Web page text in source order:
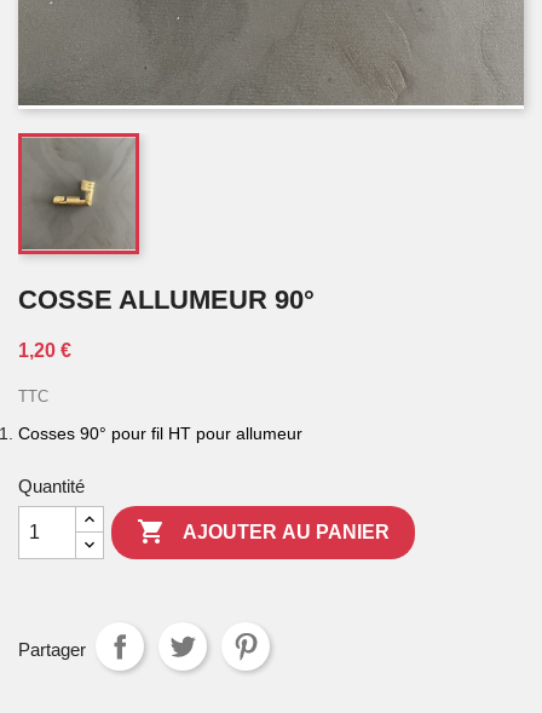
COSSE ALLUMEUR 90°
1,20 €
TTC
Cosses 90° pour fil HT pour allumeur
Quantité
 AJOUTER AU PANIER
Partager